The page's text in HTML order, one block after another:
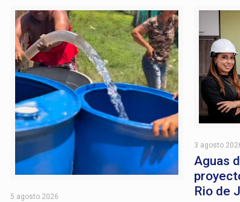
5 agosto 2026
3 agosto
Aguas
Rio de